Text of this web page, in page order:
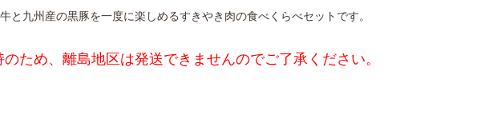
と九州産の黒豚を一度に楽しめるすきやき肉の食べくらべセットです。
ため、離島地区は発送できませんのでご了承ください。